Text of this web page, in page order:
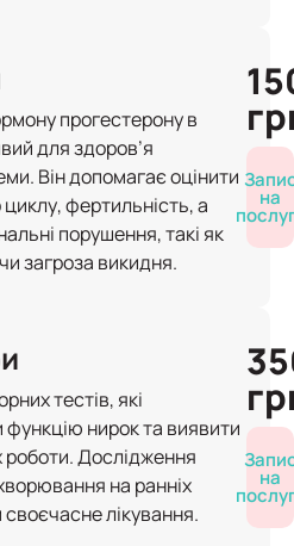
прогестерону в
для здоров’я
Він допомагає оцінити
фертильність, а
порушення, такі як
загроза викидня.
на
тестів, які
нирок та виявити
роботи. Дослідження
на ранніх
своєчасне лікування.
на